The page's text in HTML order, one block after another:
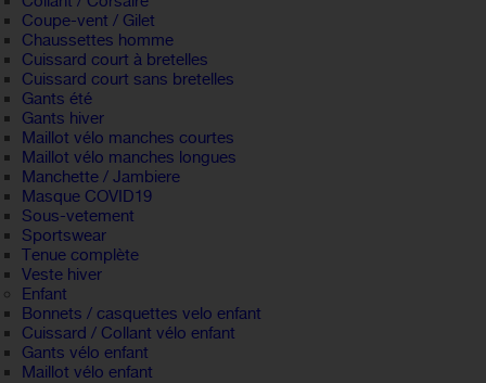
Coupe-vent / Gilet
Chaussettes homme
Cuissard court à bretelles
Cuissard court sans bretelles
Gants été
Gants hiver
Maillot vélo manches courtes
Maillot vélo manches longues
Manchette / Jambiere
Masque COVID19
Sous-vetement
Sportswear
Tenue complète
Veste hiver
Enfant
Bonnets / casquettes velo enfant
Cuissard / Collant vélo enfant
Gants vélo enfant
Maillot vélo enfant